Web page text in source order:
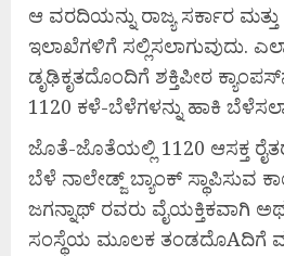
ಆ ವರದಿಯನ್ನು ರಾಜ್ಯ ಸರ್ಕಾರ ಮತ್ತು
ಇಲಾಖೆಗಳಿಗೆ ಸಲ್ಲಿಸಲಾಗುವುದು.
ಡೃಢಿಕೃತದೊಂದಿಗೆ ಶಕ್ತಿಪೀಠ
1120 ಕಳೆ-ಬೆಳೆಗಳನ್ನು ಹಾಕಿ
ಜೊತೆ-ಜೊತೆಯಲ್ಲಿ 1120 ಆಸಕ್ತ
ಬೆಳೆ ನಾಲೇಡ್ಜ್ ಬ್ಯಾಂಕ್
ಜಗನ್ನಾಥ್ ರವರು ವೈಯಕ್ತಿಕವಾಗಿ
ಸಂಸ್ಥೆಯ ಮೂಲಕ ತಂಡದೊAದಿಗೆ